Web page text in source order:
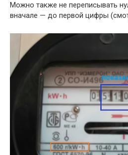
Можно также не переписывать
вначале — до первой цифры